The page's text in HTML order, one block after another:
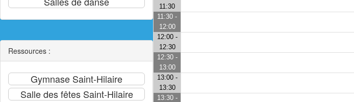
Ressources :
11:30
11:30 -
12:00
12:00 -
12:30
12:30 -
13:00
13:00 -
13:30
13:30 -